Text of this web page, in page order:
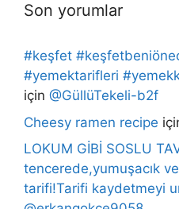
Son yorumlar
#keşfet
#yemektarifleri
için @GüllüTekeli-b2f
Cheesy ramen recipe
LOKUM GİBİ SOSLU
tencerede,yumuşacık
tarifi!Tarifi kaydetmeyi